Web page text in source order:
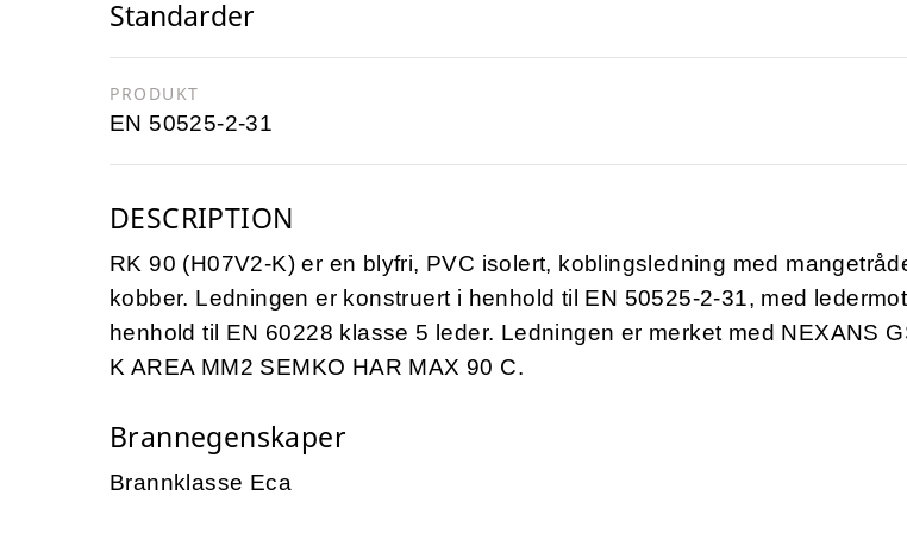
Standarder
PRODUKT
EN 50525-2-31
DESCRIPTION
RK 90 (H07V2-K) er en blyfri, PVC isolert, koblingsledning med
kobber. Ledningen er konstruert i henhold til EN 50525-2-31, med
henhold til EN 60228 klasse 5 leder. Ledningen er merket med NEXANS
K AREA MM2 SEMKO HAR MAX 90 C.
Brannegenskaper
Brannklasse Eca